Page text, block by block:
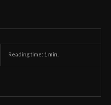
Reading time: 1 min.